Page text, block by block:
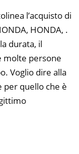
l’acquisto di
HONDA, .
durata, il
molte persone
Voglio dire alla
quello che è